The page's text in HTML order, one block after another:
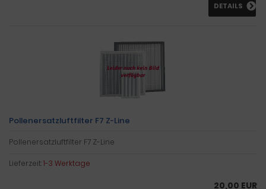
DETAILS
Pollenersatzluftfilter F7 Z-Line
Pollenersatzluftfilter F7 Z-Line
Lieferzeit:1-3 Werktage
20,00 EUR